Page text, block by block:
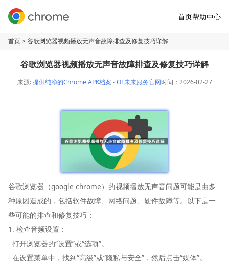
首页帮助中心
首页> 谷歌浏览器视频播放无声音故障排查及修复技巧详解
谷歌浏览器视频播放无声音故障排查及修复技巧详解
来源:提供纯净的Chrome APK档案 - OF未来服务官网时间：2026-02-27
谷歌浏览器（google chrome）的视频播放无声音问题可能是由多
种原因造成的，包括软件故障、网络问题、硬件故障等。以下是一
些可能的排查和修复技巧：
1. 检查音频设置：
- 打开浏览器的“设置”或“选项”。
- 在设置菜单中，找到“高级”或“隐私与安全”，然后点击“媒体”。